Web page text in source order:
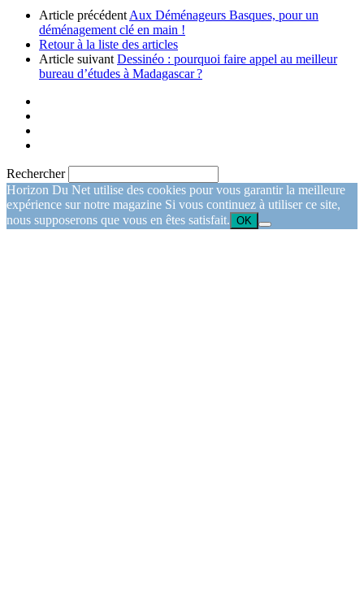
Article précédent Aux Déménageurs Basques, pour un
déménagement clé en main !
Retour à la liste des articles
Article suivant Dessinéo : pourquoi faire appel au meilleur
bureau d’études à Madagascar ?
Rechercher
Horizon Du Net utilise des cookies pour vous garantir la meilleure
expérience sur notre magazine Si vous continuez à utiliser ce site,
nous supposerons que vous en êtes satisfait. OK